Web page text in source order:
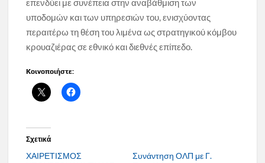
επενδύει με συνέπεια στην αναβάθμιση των
υποδομών και των υπηρεσιών του, ενισχύοντας
περαιτέρω τη θέση του λιμένα ως στρατηγικού κόμβου
κρουαζιέρας σε εθνικό και διεθνές επίπεδο.
Κοινοποιήστε:
Σχετικά
ΧΑΙΡΕΤΙΣΜΟΣ
Συνάντηση ΟΛΠ με Γ.